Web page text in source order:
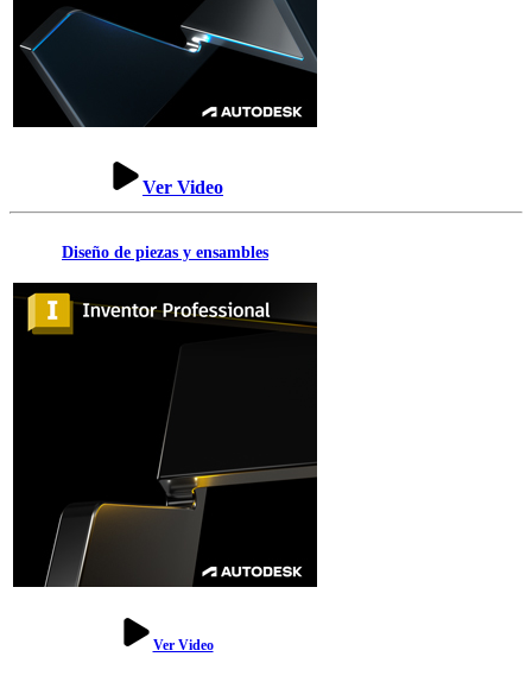
Ver Video
Diseño de piezas y ensambles
Ver Video